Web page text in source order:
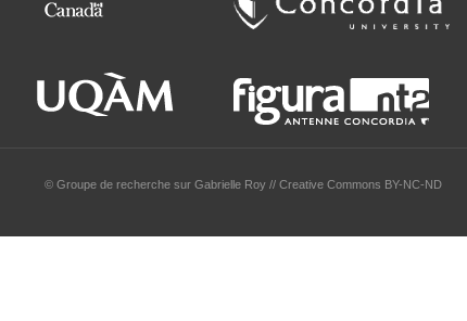
© Groupe de recherche sur Gabrielle Roy // Creative Commons BY-NC-ND